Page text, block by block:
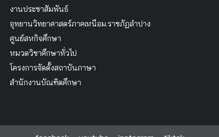
งานประชาสัมพันธ์
อุทยานวิทยาศาสตร์ภาคเหนือม.ราชภัฏลำปาง
ศูนย์สหกิจศึกษา
หมวดวิชาศึกษาทั่วไป
โครงการจัดตั้งสถาบันภาษา
สำนักงานบัณฑิตศึกษา